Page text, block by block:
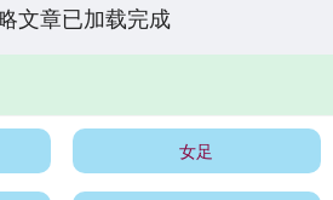
文章已加载完成
女足